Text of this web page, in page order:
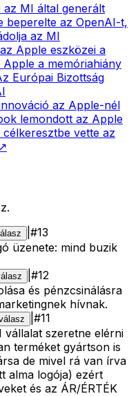
az MI által generált
beperelte az OpenAI-t,
az MI
Apple eszközei a
Apple a memóriahiány
Európai Bizottság
az Apple-nél
lemondott az Apple
célkeresztbe vette az
↗
#13
üzenete: mind buzik
#12
és pénzcsinálásra
hívnak.
#11
vállalat szeretne elérni
terméket gyártson is
de mivel rá van írva
alma logója) ezért
és az ÁR/ÉRTÉK